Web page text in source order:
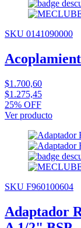
SKU 0141090000
$1.700,60
$1.275,45
25% OFF
Ver producto
SKU F960100604
Adaptador